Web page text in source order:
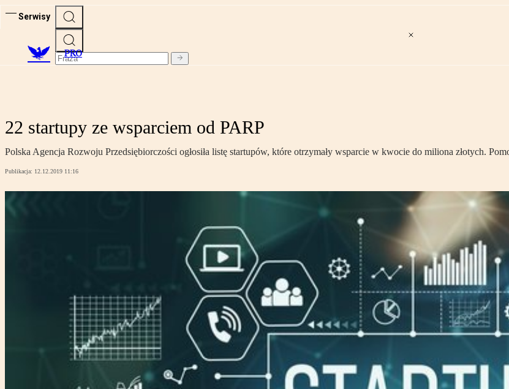
Serwisy
PRO
22 startupy ze wsparciem od PARP
Polska Agencja Rozwoju Przedsiębiorczości ogłosiła listę startupów, które otrzymały wsparcie w kwocie do miliona złotych.
Publikacja: 12.12.2019 11:16